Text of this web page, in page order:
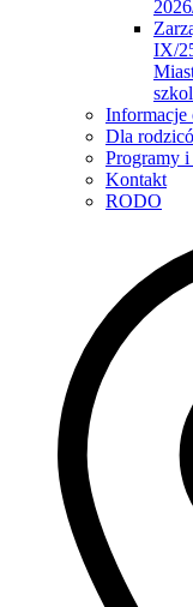
IX/
Informacje
Dla
Programy
Kontakt
RODO